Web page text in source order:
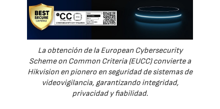
La obtención de la European Cybersecurity
Scheme on Common Criteria (EUCC) convierte a
Hikvision en pionero en seguridad de sistemas de
videovigilancia, garantizando integridad,
privacidad y fiabilidad.